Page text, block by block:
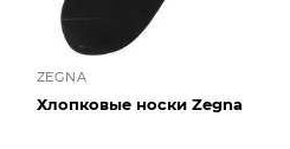
ZEGNA
Хлопковые носки Zegna